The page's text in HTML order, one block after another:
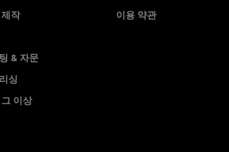
작
& 자문
싱
이상
이용 약관